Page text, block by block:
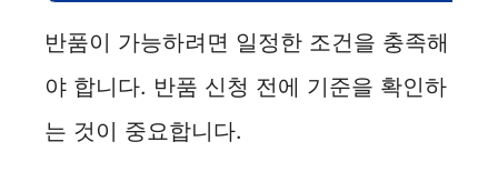
반품이 가능하려면 일정한 조건을 충족해
야 합니다. 반품 신청 전에 기준을 확인하
는 것이 중요합니다.